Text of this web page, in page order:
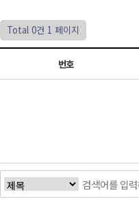
Total 0건 1 페이지
번호